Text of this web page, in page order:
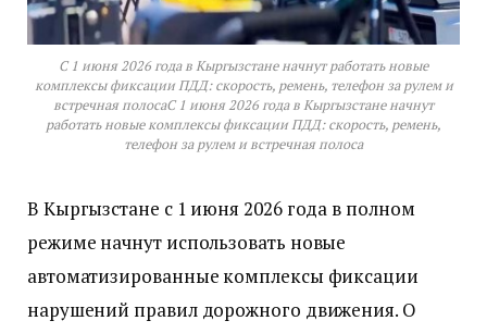
С 1 июня 2026 года в Кыргызстане начнут работать новые
комплексы фиксации ПДД: скорость, ремень, телефон за рулем и
встречная полосаС 1 июня 2026 года в Кыргызстане начнут
работать новые комплексы фиксации ПДД: скорость, ремень,
телефон за рулем и встречная полоса
В Кыргызстане с 1 июня 2026 года в полном
режиме начнут использовать новые
автоматизированные комплексы фиксации
нарушений правил дорожного движения. О